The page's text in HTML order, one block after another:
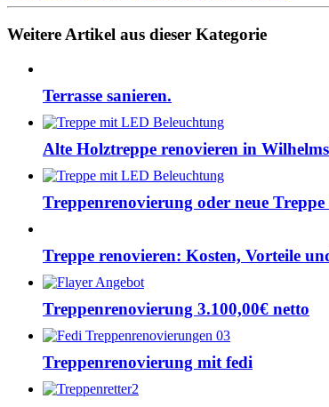
Weitere Artikel aus dieser Kategorie
Terrasse sanieren.
Alte Holztreppe renovieren in
Treppenrenovierung oder neue
Treppe renovieren: Kosten, Vorteile
Treppenrenovierung 3.100,00€ netto
Treppenrenovierung mit fedi